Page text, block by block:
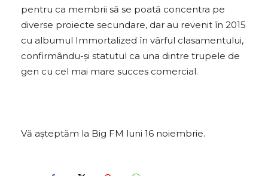
pentru ca membrii să se poată concentra pe
diverse proiecte secundare, dar au revenit în 2015
cu albumul Immortalized în vârful clasamentului,
confirmându-și statutul ca una dintre trupele de
gen cu cel mai mare succes comercial.
Vă așteptăm la Big FM luni 16 noiembrie.